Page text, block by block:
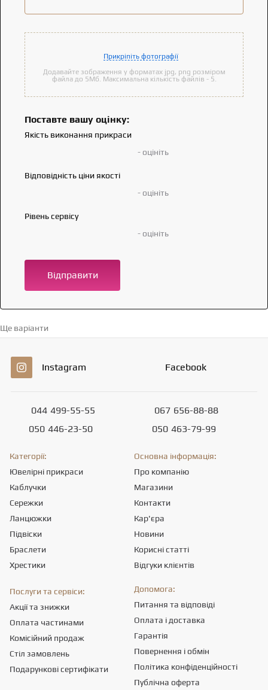
Прикріпіть фотографії
Додавайте зображення у форматах jpg, png розміром
файла до 5Мб. Максимальна кількість файлів - 5.
Поставте вашу оцінку:
Якість виконання прикраси
- оцініть
Відповідність ціни якості
- оцініть
Рівень сервісу
- оцініть
Відправити
Ще варіанти
Instagram Facebook
044 499-55-55
050 446-23-50
067 656-88-88
050 463-79-99
Категорії:
Ювелірні прикраси
Каблучки
Сережки
Ланцюжки
Підвіски
Браслети
Хрестики
Основна інформація:
Про компанію
Магазини
Контакти
Кар'єра
Новини
Корисні статті
Відгуки клієнтів
Послуги та сервіси:
Акції та знижки
Оплата частинами
Комісійний продаж
Стіл замовлень
Подарункові сертифікати
Допомога:
Питання та відповіді
Оплата і доставка
Гарантія
Повернення і обмін
Політика конфіденційності
Публічна оферта